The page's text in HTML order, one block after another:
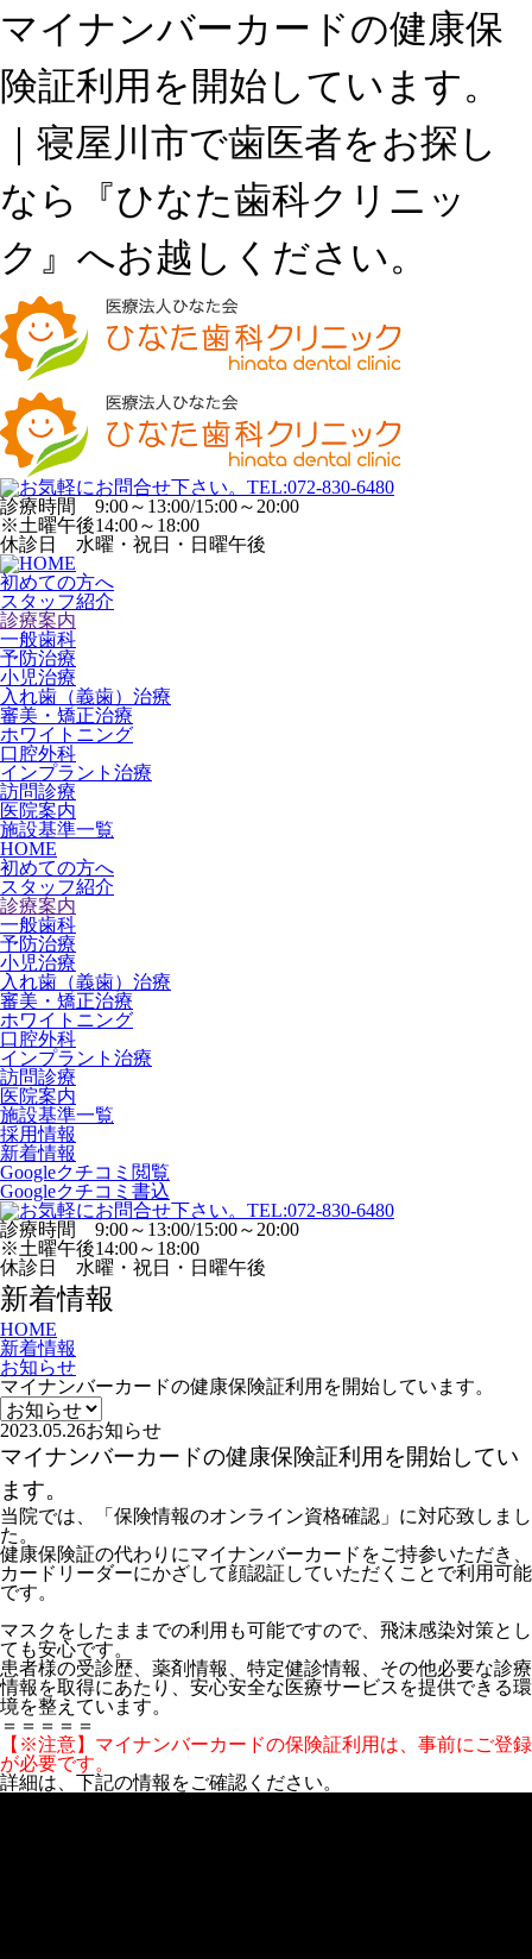
マイナンバーカードの健康保
険証利用を開始しています。
｜寝屋川市で歯医者をお探し
なら『ひなた歯科クリニッ
ク』へお越しください。
診療時間 9:00～13:00/15:00～20:00
※土曜午後14:00～18:00
休診日 水曜・祝日・日曜午後
初めての方へ
スタッフ紹介
診療案内
一般歯科
予防治療
小児治療
入れ歯（義歯）治療
審美・矯正治療
ホワイトニング
口腔外科
インプラント治療
訪問診療
医院案内
施設基準一覧
HOME
初めての方へ
スタッフ紹介
診療案内
一般歯科
予防治療
小児治療
入れ歯（義歯）治療
審美・矯正治療
ホワイトニング
口腔外科
インプラント治療
訪問診療
医院案内
施設基準一覧
採用情報
新着情報
Googleクチコミ閲覧
Googleクチコミ書込
診療時間 9:00～13:00/15:00～20:00
※土曜午後14:00～18:00
休診日 水曜・祝日・日曜午後
新着情報
HOME
新着情報
お知らせ
マイナンバーカードの健康保険証利用を開始しています。
2023.05.26お知らせ
マイナンバーカードの健康保険証利用を開始してい
ます。
当院では、「保険情報のオンライン資格確認」に対応致しまし
た。
健康保険証の代わりにマイナンバーカードをご持参いただき、
カードリーダーにかざして顔認証していただくことで利用可能
です。
マスクをしたままでの利用も可能ですので、飛沫感染対策とし
ても安心です。
患者様の受診歴、薬剤情報、特定健診情報、その他必要な診療
情報を取得にあたり、安心安全な医療サービスを提供できる環
境を整えています。
＝＝＝＝＝
【※注意】 マイナンバーカードの保険証利用は、事前にご登録
が必要です。
詳細は、下記の情報をご確認ください。